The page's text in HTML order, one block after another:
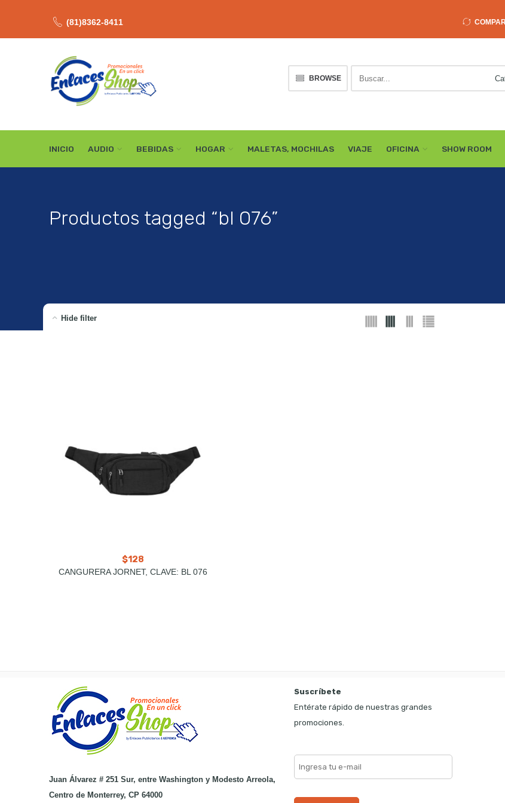
(81)8362-8411
BROWSE
here
INICIO AUDIO BEBIDAS HOGAR MALETAS, MOCHILAS VIAJE OFICINA SHOW ROOM
Productos tagged “bl 076”
Hide filter
$128
CANGURERA JORNET, CLAVE: BL 076
Juan Álvarez # 251 Sur, entre Washington y Modesto Arreola,
Centro de Monterrey, CP 64000
Suscríbete
Entérate rápido de nuestras grandes
promociones.